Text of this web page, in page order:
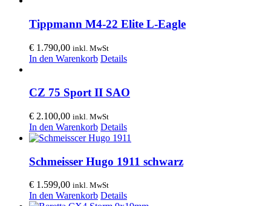
Tippmann M4-22 Elite L-Eagle
€ 1.790,00 inkl. MwSt
In den Warenkorb Details
CZ 75 Sport II SAO
€ 2.100,00 inkl. MwSt
In den Warenkorb Details
Schmeisser Hugo 1911 schwarz
€ 1.599,00 inkl. MwSt
In den Warenkorb Details